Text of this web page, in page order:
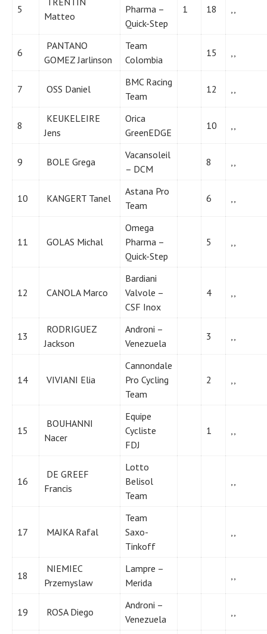
5
Matteo
Pharma –
Quick-Step
1 18
6
PANTANO
GOMEZ Jarlinson
Team
Colombia
15
7 OSS Daniel
BMC Racing
Team
12
8
KEUKELEIRE
Jens
Orica
GreenEDGE
10
9 BOLE Grega
Vacansoleil
– DCM
8
10 KANGERT Tanel
Astana Pro
Team
6
11 GOLAS Michal
Omega
Pharma –
Quick-Step
5
12 CANOLA Marco
Bardiani
Valvole –
CSF Inox
4
13
RODRIGUEZ
Jackson
Androni –
Venezuela
3
14 VIVIANI Elia
Cannondale
Pro Cycling
Team
2
15
BOUHANNI
Nacer
Equipe
Cycliste
FDJ
1
16
DE GREEF
Francis
Lotto
Belisol
Team
17 MAJKA Rafal
Team
Saxo-
Tinkoff
18
NIEMIEC
Przemyslaw
Lampre –
Merida
19 ROSA Diego
Androni –
Venezuela